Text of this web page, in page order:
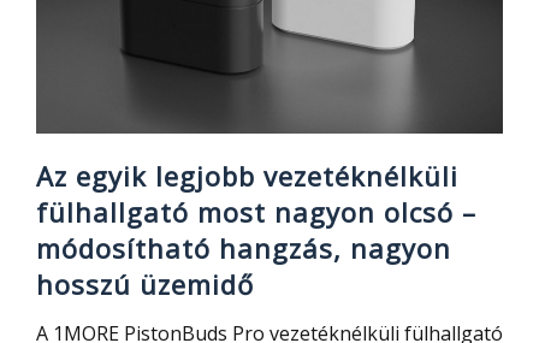
Az egyik legjobb vezetéknélküli
fülhallgató most nagyon olcsó –
módosítható hangzás, nagyon
hosszú üzemidő
A 1MORE PistonBuds Pro vezetéknélküli fülhallgató